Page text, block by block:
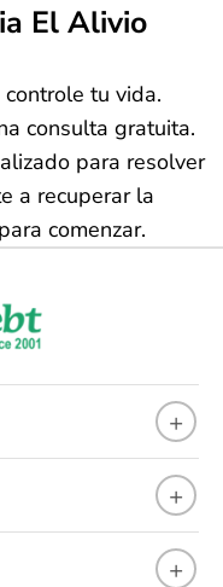
El Alivio
tu vida.
consulta gratuita.
para resolver
a recuperar la
comenzar.
+
+
+